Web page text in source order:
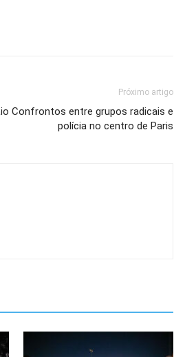
Próximo artigo
Confrontos entre grupos radicais e
polícia no centro de Paris